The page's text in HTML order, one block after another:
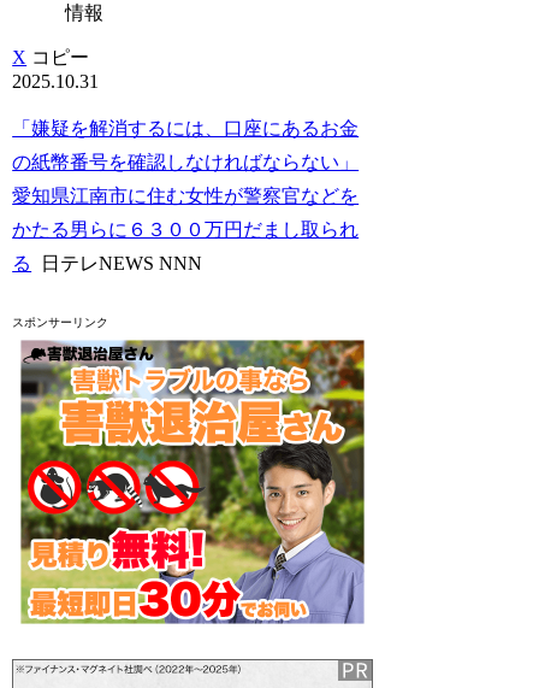
情報
X コピー
2025.10.31
「嫌疑を解消するには、口座にあるお金
の紙幣番号を確認しなければならない」
愛知県江南市に住む女性が警察官などを
かたる男らに６３００万円だまし取られ
る
日テレNEWS NNN
スポンサーリンク